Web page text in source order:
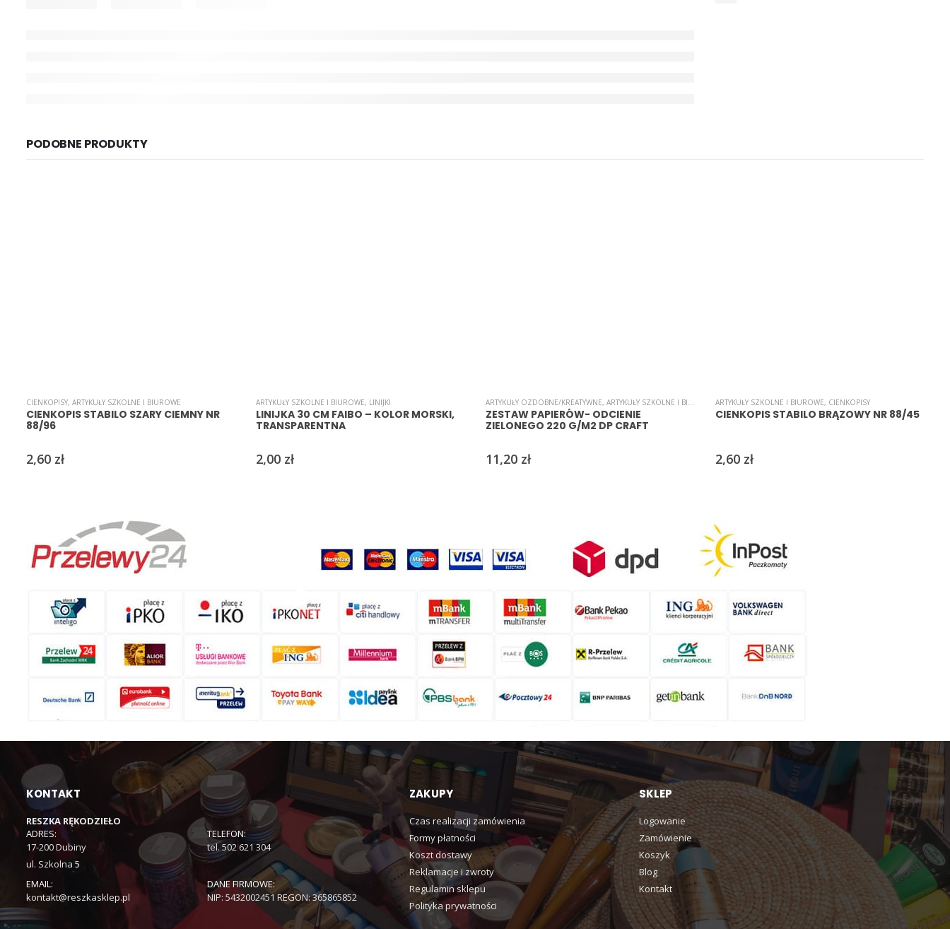
PODOBNE PRODUKTY
CIENKOPISY, ARTYKUŁY SZKOLNE I BIUROWE
CIENKOPIS STABILO SZARY CIEMNY NR
88/96
2,60 zł
ARTYKUŁY SZKOLNE I BIUROWE, LINIJKI
LINIJKA 30 CM FAIBO – KOLOR MORSKI,
TRANSPARENTNA
2,00 zł
ARTYKUŁY OZDOBNE/KREATYWNE, ARTYKUŁY SZKOLNE I BIUROWE ,BLOKI,PAPIER, PAPIERY/WYCINANKI
ZESTAW PAPIERÓW- ODCIENIE
ZIELONEGO 220 G/M2 DP CRAFT
11,20 zł
ARTYKUŁY SZKOLNE I BIUROWE, CIENKOPISY
CIENKOPIS STABILO BRĄZOWY NR 88/45
2,60 zł
KONTAKT
RESZKA RĘKODZIEŁO
ADRES:
17-200 Dubiny
ul. Szkolna 5
TELEFON:
tel. 502 621 304
EMAIL:
kontakt@reszkasklep.pl
DANE FIRMOWE:
NIP: 5432002451 REGON: 365865852
ZAKUPY
Czas realizacji zamówienia
Formy płatności
Koszt dostawy
Reklamacje i zwroty
Regulamin sklepu
Polityka prywatności
SKLEP
Logowanie
Zamówienie
Koszyk
Blog
Kontakt